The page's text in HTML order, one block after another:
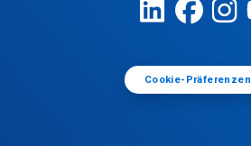
Cookie-Präferenzen